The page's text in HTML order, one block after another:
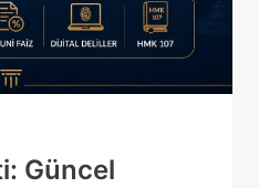
Güncel